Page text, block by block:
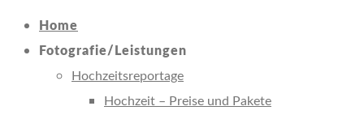
Home
Fotografie/Leistungen
Hochzeitsreportage
Hochzeit – Preise und Pakete